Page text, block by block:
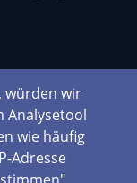
würden wir
Analysetool
wie häufig
Adresse